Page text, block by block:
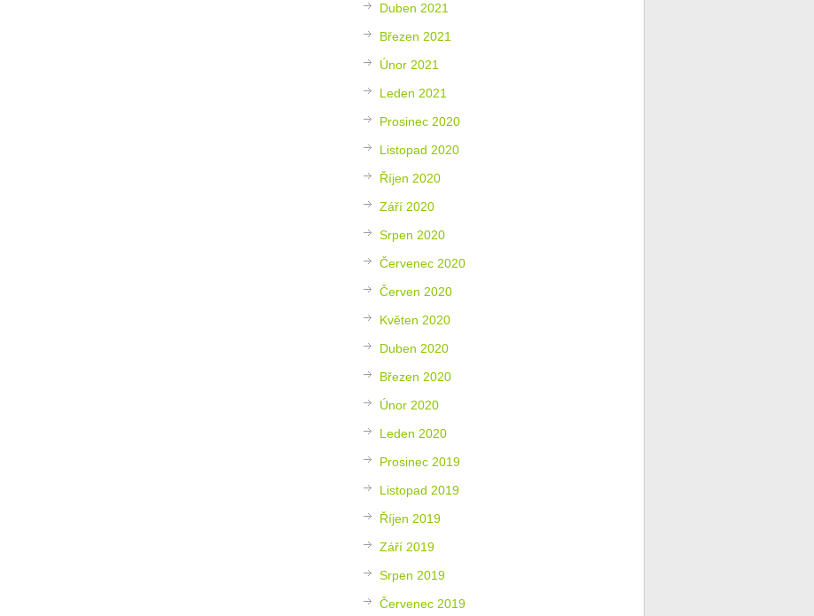
Duben 2021
Březen 2021
Únor 2021
Leden 2021
Prosinec 2020
Listopad 2020
Říjen 2020
Září 2020
Srpen 2020
Červenec 2020
Červen 2020
Květen 2020
Duben 2020
Březen 2020
Únor 2020
Leden 2020
Prosinec 2019
Listopad 2019
Říjen 2019
Září 2019
Srpen 2019
Červenec 2019